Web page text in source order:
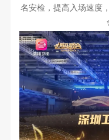
名安检，提高入场速度